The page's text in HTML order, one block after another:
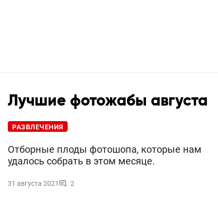
Лучшие фотожабы августа
РАЗВЛЕЧЕНИЯ
Отборные плоды фотошопа, которые нам
удалось собрать в этом месяце.
31 августа 2021 2